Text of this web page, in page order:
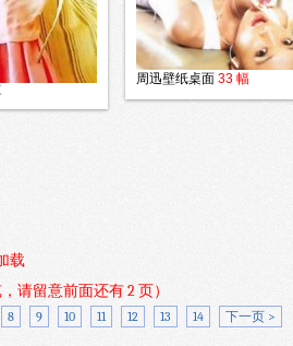
周迅壁纸桌面 33 幅
载
请留意前面还有 2 页）
8 9 10 11 12 13 14 下一页 >